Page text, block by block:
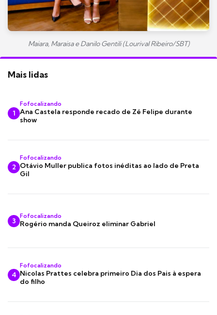
Maiara, Maraisa e Danilo Gentili (Lourival Ribeiro/SBT)
Mais lidas
1
Fofocalizando
Ana Castela responde recado de Zé Felipe durante
show
2
Fofocalizando
Otávio Muller publica fotos inéditas ao lado de Preta
Gil
3
Fofocalizando
Rogério manda Queiroz eliminar Gabriel
4
Fofocalizando
Nicolas Prattes celebra primeiro Dia dos Pais à espera
do filho